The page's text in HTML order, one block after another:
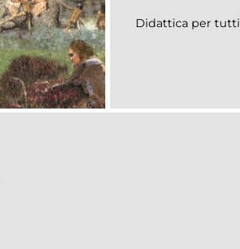
Didattica per tutti